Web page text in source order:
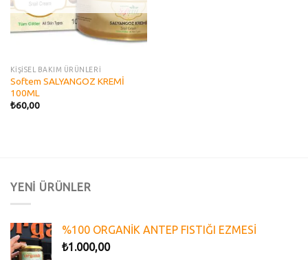
KİŞİSEL BAKIM ÜRÜNLERİ
Softem SALYANGOZ KREMİ
100ML
₺60,00
YENİ ÜRÜNLER
%100 ORGANİK ANTEP FISTIĞI EZMESİ
₺1.000,00